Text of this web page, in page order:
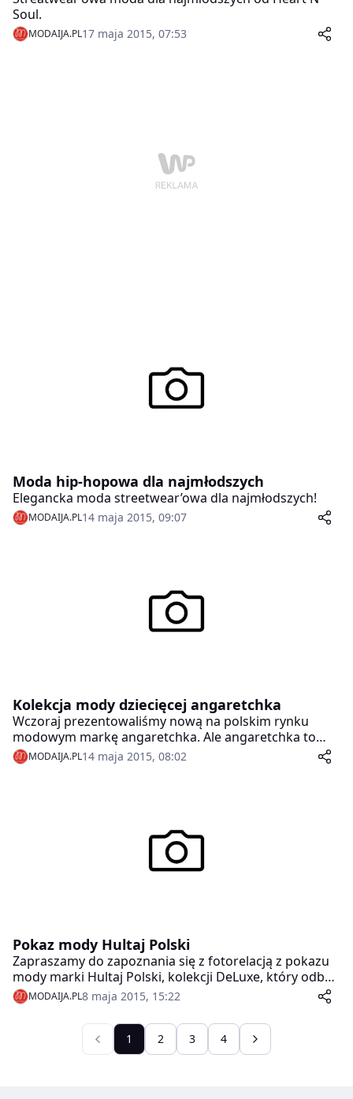
Soul.
MODAIJA.PL17 maja 2015, 07:53
Moda hip-hopowa dla najmłodszych
Elegancka moda streetwear’owa dla najmłodszych!
MODAIJA.PL14 maja 2015, 09:07
Kolekcja mody dziecięcej angaretchka
Wczoraj prezentowaliśmy nową na polskim rynku
modowym markę angaretchka. Ale angaretchka to
także projekty dla dzieci.
MODAIJA.PL14 maja 2015, 08:02
Pokaz mody Hultaj Polski
Zapraszamy do zapoznania się z fotorelacją z pokazu
mody marki Hultaj Polski, kolekcji DeLuxe, który odbył
się w Hotelu Mammaison Le Regina w Warszawie.
Gościem specjalnym był aktor Michał Czernecki, twarz
marki Hultaj Polski.
MODAIJA.PL8 maja 2015, 15:22
1 2 3 4